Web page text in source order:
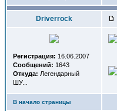
Driverrock
Регистрация: 16.06.2007
Сообщений: 1643
Откуда: Легендарный
ШУ...
В начало страницы